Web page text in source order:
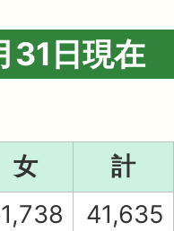
31日現在
女
計
41,635